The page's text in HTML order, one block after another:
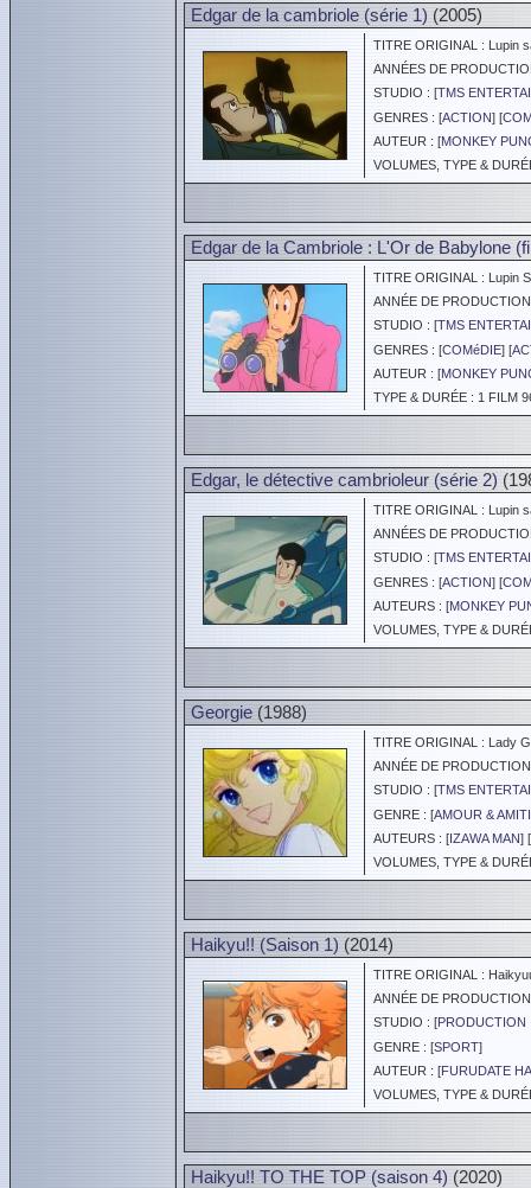
Edgar de la cambriole (série 1) (2005)
TITRE ORIGINAL : Lupin
ANNÉES DE
STUDIO : [TMS
GENRES : [ACTION] [
AUTEUR : [MONKEY
VOLUMES, TYPE &
Edgar de la Cambriole : L'Or de Babylone
TITRE ORIGINAL : Lupin
ANNÉE DE
STUDIO : [TMS
GENRES : [COMéDIE] [
AUTEUR : [MONKEY
TYPE & DURÉE : 1 FILM
Edgar, le détective cambrioleur (série 2)
TITRE ORIGINAL : Lupin
ANNÉES DE
STUDIO : [TMS
GENRES : [ACTION] [
AUTEURS : [MONKEY
VOLUMES, TYPE &
Georgie (1988)
TITRE ORIGINAL : Lady
ANNÉE DE
STUDIO : [TMS
GENRE : [AMOUR &
AUTEURS : [IZAWA MAN] [
VOLUMES, TYPE &
Haikyu!! (Saison 1) (2014)
TITRE ORIGINAL :
ANNÉE DE
STUDIO : [PRODUCTION
GENRE : [SPORT]
AUTEUR : [FURUDATE
VOLUMES, TYPE &
Haikyu!! TO THE TOP (saison 4) (2020)